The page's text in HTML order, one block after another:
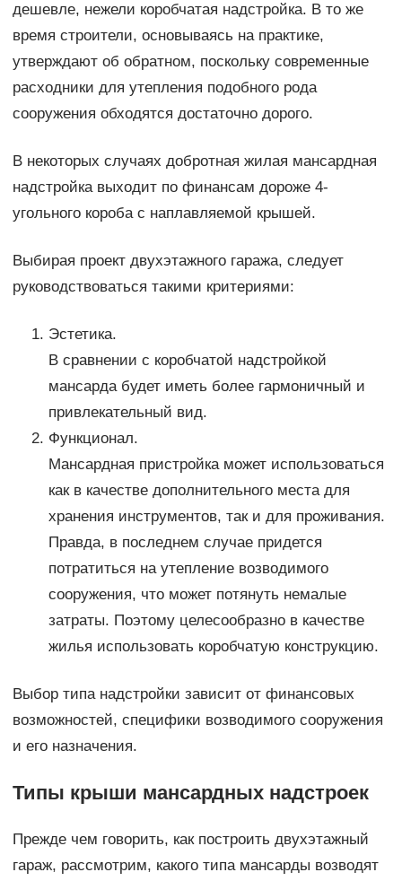
дешевле, нежели коробчатая надстройка. В то же
время строители, основываясь на практике,
утверждают об обратном, поскольку современные
расходники для утепления подобного рода
сооружения обходятся достаточно дорого.
В некоторых случаях добротная жилая мансардная
надстройка выходит по финансам дороже 4-
угольного короба с наплавляемой крышей.
Выбирая проект двухэтажного гаража, следует
руководствоваться такими критериями:
Эстетика.
В сравнении с коробчатой надстройкой
мансарда будет иметь более гармоничный и
привлекательный вид.
Функционал.
Мансардная пристройка может использоваться
как в качестве дополнительного места для
хранения инструментов, так и для проживания.
Правда, в последнем случае придется
потратиться на утепление возводимого
сооружения, что может потянуть немалые
затраты. Поэтому целесообразно в качестве
жилья использовать коробчатую конструкцию.
Выбор типа надстройки зависит от финансовых
возможностей, специфики возводимого сооружения
и его назначения.
Типы крыши мансардных надстроек
Прежде чем говорить, как построить двухэтажный
гараж, рассмотрим, какого типа мансарды возводят